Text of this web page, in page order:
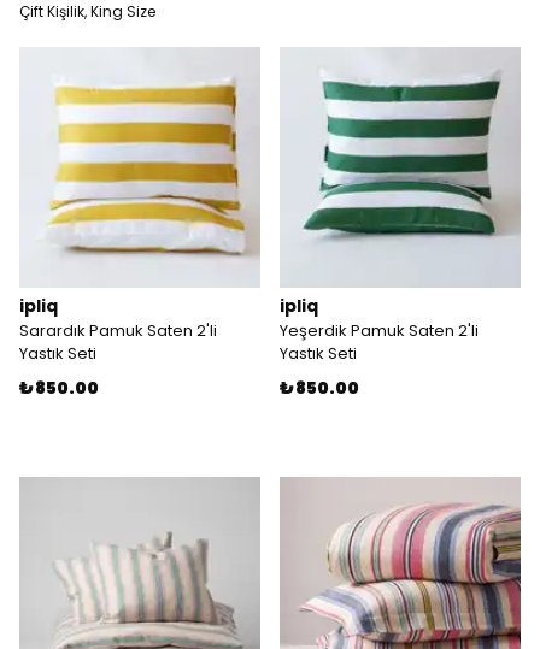
Çift Kişilik, King Size
ipliq
Sarardık Pamuk Saten 2'li
Yastık Seti
₺ 850.00
ipliq
Yeşerdik Pamuk Saten 2'li
Yastık Seti
₺ 850.00